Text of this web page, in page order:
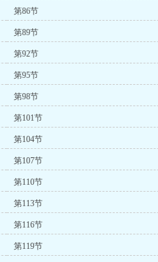
第86节
第89节
第92节
第95节
第98节
第101节
第104节
第107节
第110节
第113节
第116节
第119节